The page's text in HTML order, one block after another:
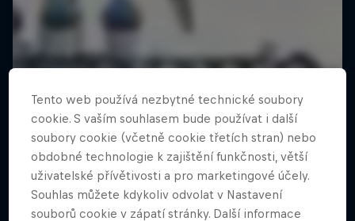
Tento web používá nezbytné technické soubory
cookie. S vaším souhlasem bude používat i další
soubory cookie (včetně cookie třetích stran) nebo
obdobné technologie k zajištění funkčnosti, větší
uživatelské přívětivosti a pro marketingové účely.
Souhlas můžete kdykoliv odvolat v Nastavení
souborů cookie v zápatí stránky. Další informace